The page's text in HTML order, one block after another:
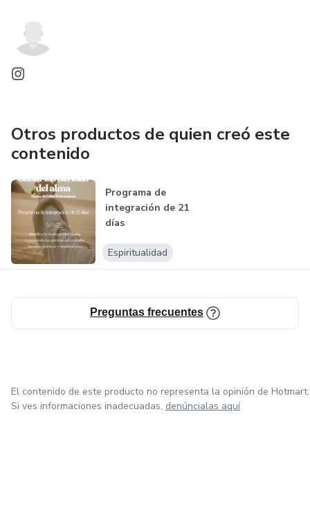
Otros productos de quien creó este
contenido
Programa de
integración de 21
días
Espiritualidad
Preguntas frecuentes
El contenido de este producto no representa la opinión de Hotmart.
Si ves informaciones inadecuadas, denúncialas aquí